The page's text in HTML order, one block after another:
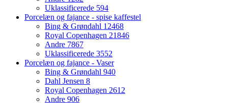
Uklassificerede 594
Porcelæn og fajance - spise kaffestel
Bing & Grøndahl 12468
Royal Copenhagen 21846
Andre 7867
Uklassificerede 3552
Porcelæn og fajance - Vaser
Bing & Grøndahl 940
Dahl Jensen 8
Royal Copenhagen 2612
Andre 906